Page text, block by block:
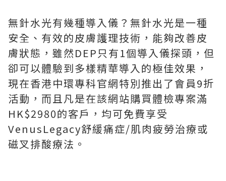
無針水光有幾種導入儀？無針水光是一種
安全、有效的皮膚護理技術，能夠改善皮
膚狀態，雖然DEP只有1個導入儀探頭，但
卻可以體驗到多樣精華導入的極佳效果，
現在香港中環專科官網特別推出了會員9折
活動，而且凡是在該網站購買體檢專案滿
HK$2980的客戶，均可免費享受
VenusLegacy舒緩痛症/肌肉疲勞治療或
磁叉排酸療法。